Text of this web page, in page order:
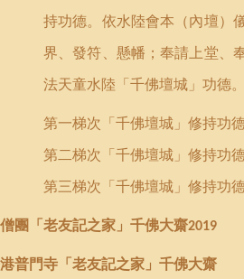
持功德。依水陸會本（內壇）
界、發符、懸幡；奉請上堂、
法天童水陸「千佛壇城」功德
第一梯次「千佛壇城」修持功
第二梯次「千佛壇城」修持功
第三梯次「千佛壇城」修持功
團 「老友記之家」千佛大齋2019
港普門寺「老友記之家」千佛大齋